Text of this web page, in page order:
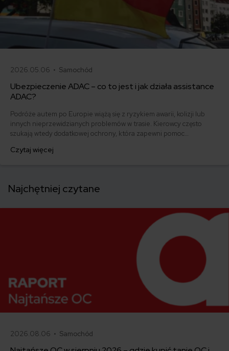
2026.05.06 • Samochód
Ubezpieczenie ADAC – co to jest i jak działa assistance
ADAC?
Podróże autem po Europie wiążą się z ryzykiem awarii, kolizji lub
innych nieprzewidzianych problemów w trasie. Kierowcy często
szukają wtedy dodatkowej ochrony, która zapewni pomoc
kraju. Jednym z rozwiązań, które pojawia się w tym kontekście, jest
Czytaj więcej
Najchętniej czytane
2026.08.06 • Samochód